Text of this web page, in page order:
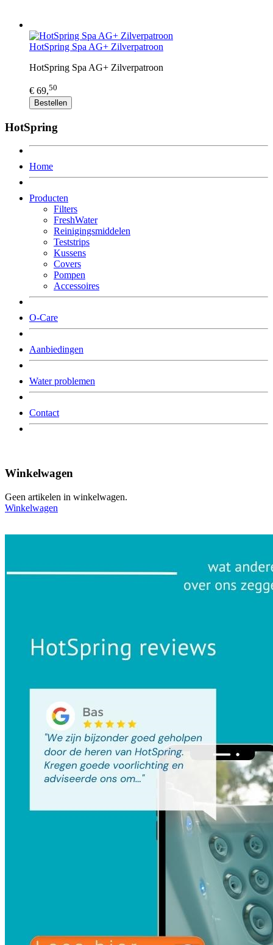
HotSpring Spa AG+ Zilverpatroon
HotSpring Spa AG+ Zilverpatroon
€ 69,50
Bestellen
HotSpring
Home
Producten
Filters
FreshWater
Reinigingsmiddelen
Teststrips
Kussens
Covers
Pompen
Accessoires
O-Care
Aanbiedingen
Water problemen
Contact
Winkelwagen
Geen artikelen in winkelwagen.
Winkelwagen